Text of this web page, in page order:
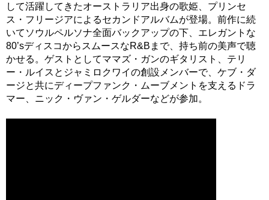
して活躍してきたオーストラリア出身の歌姫、プリンセ
ス・フリージアによるセカンドアルバムが登場。前作に続
いてソウルペルソナ全面バックアップの下、エレガントな
80’sディスコからスムースなR&Bまで、持ち前の美声で聴
かせる。ゲストとしてママズ・ガンのギタリスト、テリ
ー・ルイスとジャミロクワイの創設メンバーで、ケブ・ダ
ージと共にディープファンク・ムーブメントを支えるドラ
マー、ニック・ヴァン・ゲルダーなどが参加。